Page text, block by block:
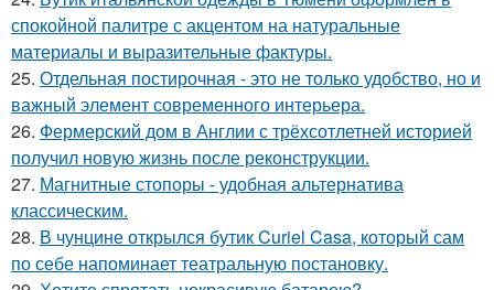
спокойной палитре с акцентом на натуральные
материалы и выразительные фактуры.
25. Отдельная постирочная - это не только удобство, но и
важный элемент современного интерьера.
26. Фермерский дом в Англии с трёхсотлетней историей
получил новую жизнь после реконструкции.
27. Магнитные стопоры - удобная альтернатива
классическим.
28. В чунцине открылся бутик Curiel Casa, который сам
по себе напоминает театральную постановку.